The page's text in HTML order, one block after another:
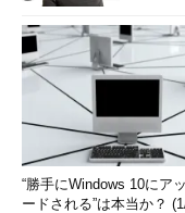
“勝手にWindows 10にア
ードされる”は本当か？